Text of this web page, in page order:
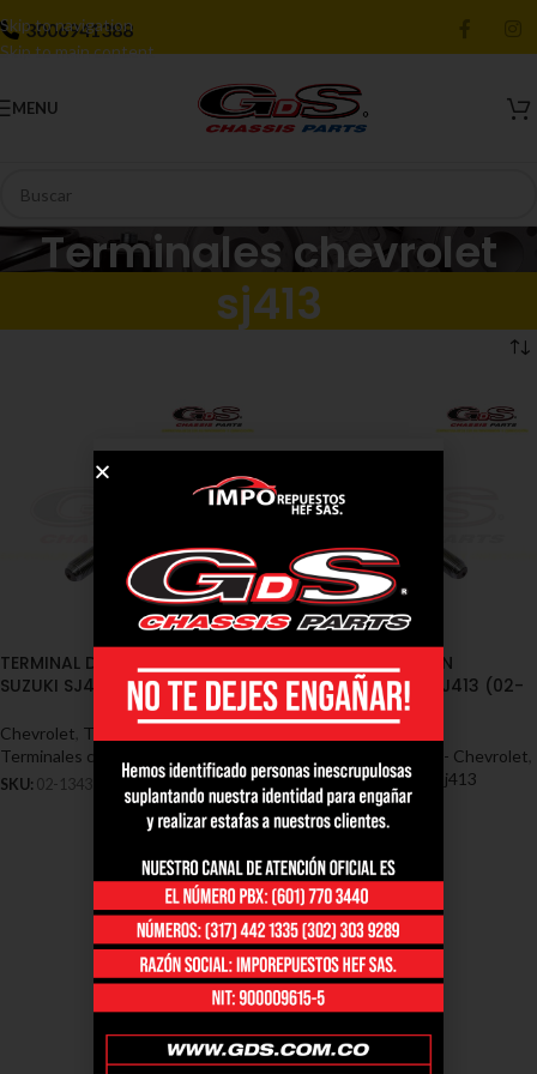
Skip to navigation
Skip to main content
3006941388
MENU
Terminales chevrolet
sj413
TERMINAL DIRECCION DERECHA
SUZUKI SJ413 (02-1343)
Chevrolet Terminales - Chevrolet
Terminales chevrolet sj413
SKU: 02-1343
TERMINAL DIRECCION
IZQUIERDA SUZUKI SJ413 (02-
1344)
Terminales - Chevrolet
Terminales chevrolet sj413
SKU:02-1344